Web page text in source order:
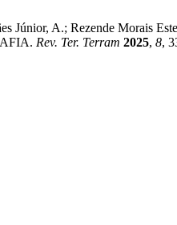
Júnior, A.; Rezende
Rev. Ter. Terram 2025, 8,